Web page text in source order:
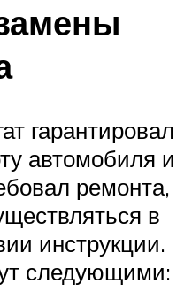
гарантировал
автомобиля и
ремонта,
в
инструкции.
следующими: